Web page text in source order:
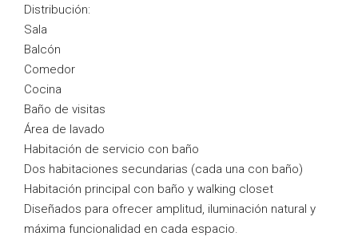
Distribución:
Sala
Balcón
Comedor
Cocina
Baño de visitas
Área de lavado
Habitación de servicio con baño
Dos habitaciones secundarias (cada una con baño)
Habitación principal con baño y walking closet
Diseñados para ofrecer amplitud, iluminación natural y
máxima funcionalidad en cada espacio.